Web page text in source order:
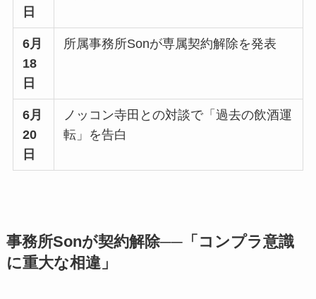
日
6月
18
日
所属事務所Sonが専属契約解除を発表
6月
20
日
ノッコン寺田との対談で「過去の飲酒運
転」を告白
事務所Sonが契約解除──「コンプラ意識
に重大な相違」